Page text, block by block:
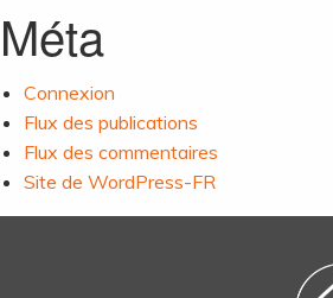
Méta
Connexion
Flux des publications
Flux des commentaires
Site de WordPress-FR